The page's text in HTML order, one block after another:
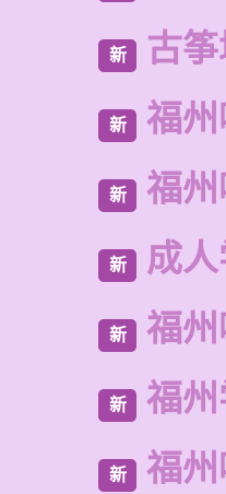
新 古
新 福
新 福
新 成
新 福
新 福
新 福